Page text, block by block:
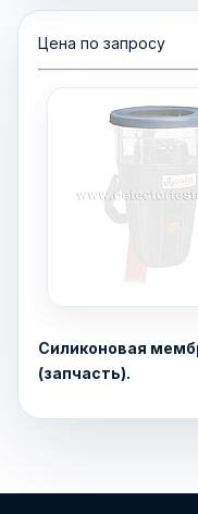
Цена по запросу
Силиконовая
(запчасть).